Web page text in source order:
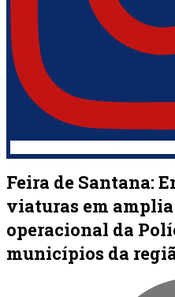
Feira de Santana:
viaturas em
operacional da
municípios da